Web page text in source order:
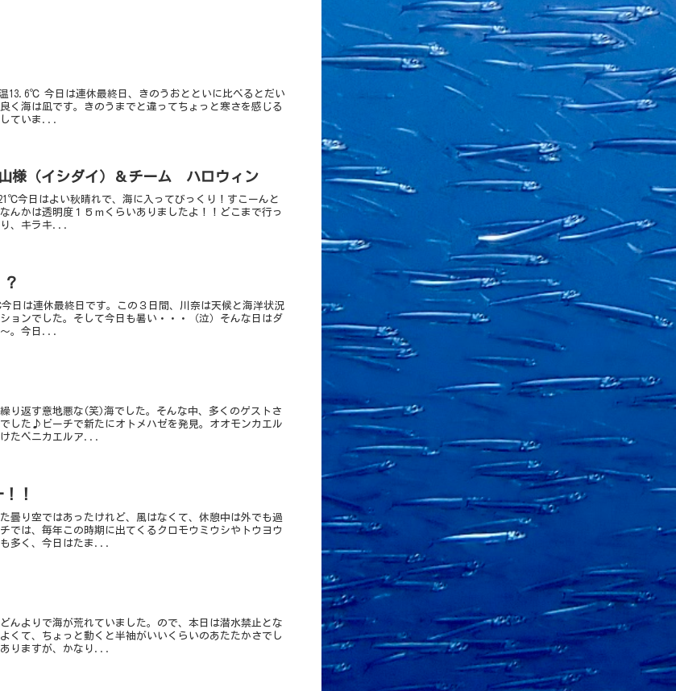
今日は連休最終日、きのうおとといに比べるとだい
く海は凪です。きのうまでと違ってちょっと寒さを感じる
していま...
様（イシダイ）＆チーム ハロウィン
今日はよい秋晴れで、海に入ってびっくり！すこーんと
んかは透明度１５ｍくらいありましたよ！！どこまで行っ
り、キラキ...
は連休最終日です。この３日間、川奈は天候と海洋状況
ョンでした。そして今日も暑い・・・（泣）そんな日はダ
～。今日...
り返す意地悪な(笑)海でした。そんな中、多くのゲストさ
した♪ビーチで新たにオトメハゼを発見。オオモンカエル
けたベニカエルア...
！
曇り空ではあったけれど、風はなくて、休憩中は外でも過
では、毎年この時期に出てくるクロモウミウシやトウヨウ
多く、今日はたま...
んよりで海が荒れていました。ので、本日は潜水禁止とな
くて、ちょっと動くと半袖がいいくらいのあたたかさでし
りますが、かなり...